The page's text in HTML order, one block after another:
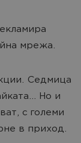
мрежа.
Седмица
Но и
с големи
в приход.